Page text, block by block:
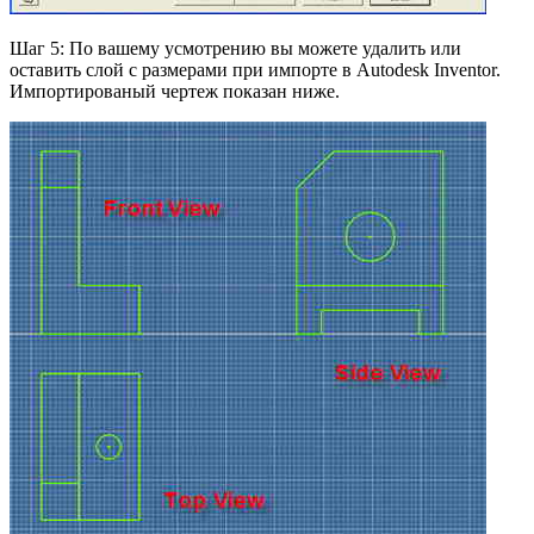
Шаг 5: По вашему усмотрению вы можете удалить или
оставить слой с размерами при импорте в Autodesk Inventor.
Импортированый чертеж показан ниже.